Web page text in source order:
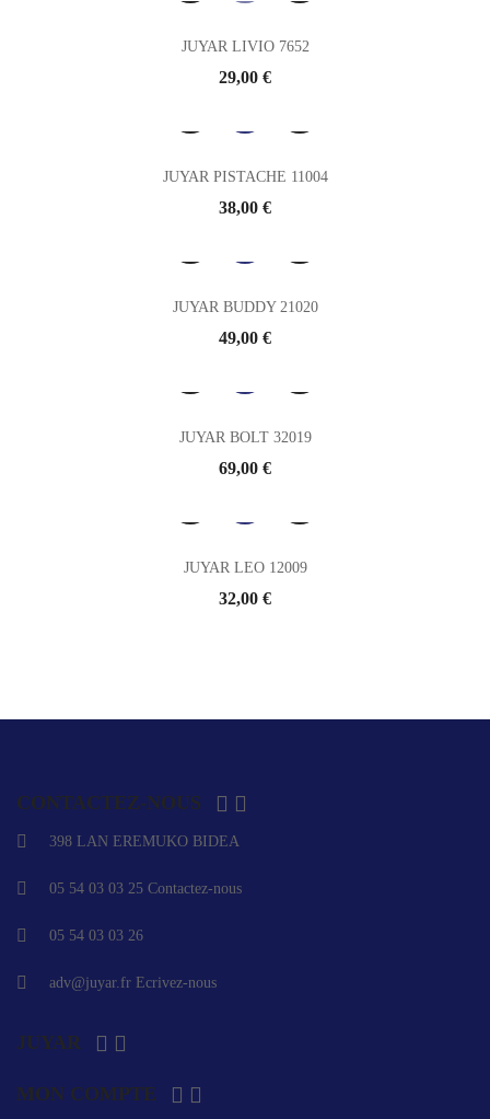
JUYAR LIVIO 7652
Prix
29,00 €
JUYAR PISTACHE 11004
Prix
38,00 €
JUYAR BUDDY 21020
Prix
49,00 €
JUYAR BOLT 32019
Prix
69,00 €
JUYAR LEO 12009
Prix
32,00 €
CONTACTEZ-NOUS  
398 LAN EREMUKO BIDEA
05 54 03 03 25 Contactez-nous
05 54 03 03 26
adv@juyar.fr Ecrivez-nous
JUYAR  
MON COMPTE  